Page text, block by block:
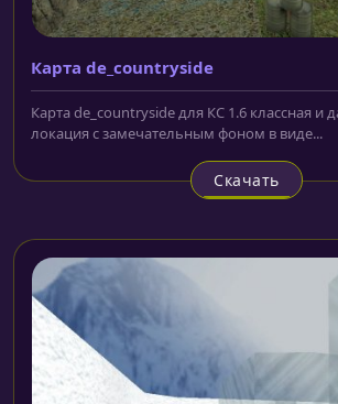
Карта de_countryside
Карта de_countryside для КС 1.6 классная и
локация с замечательным фоном в виде...
Скачать